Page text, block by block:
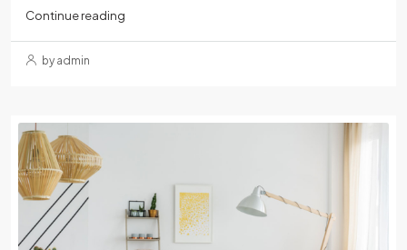
Continue reading
by admin